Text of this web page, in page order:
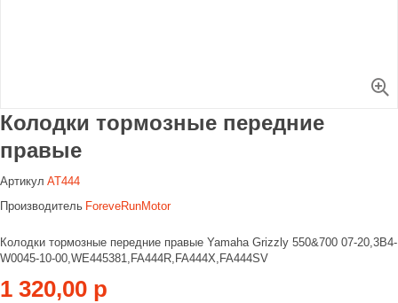
Колодки тормозные передние
правые
Артикул AT444
Производитель ForeveRunMotor
Колодки тормозные передние правые Yamaha Grizzly 550&700 07-20,3B4-
W0045-10-00,WE445381,FA444R,FA444X,FA444SV
1 320,00 р